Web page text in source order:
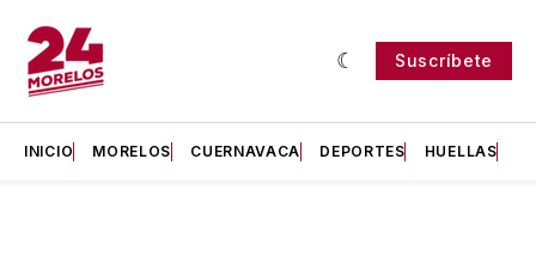
Suscríbete
INICIO MORELOS CUERNAVACA DEPORTES HUELLAS